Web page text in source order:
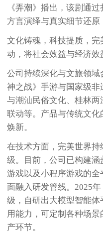
《弄潮》播出，该剧通
方言演绎与真实细节还原
文化铸魂，科技提质，
动，将社会效益与经济效
公司持续深化与文旅领
神之战》手游与国家级
与潮汕民俗文化、桂林
联动等。产品与传统文
焕新。
在技术方面，完美世界
级。目前，公司已构建
游戏以及小程序游戏的
面融入研发管线。2025
级，自研出大模型智能
用能力，可定制各种场
产环节。